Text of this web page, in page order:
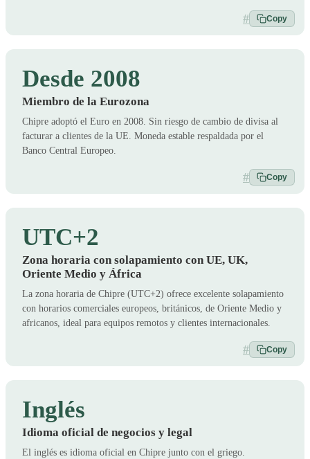
# Copy
Desde 2008
Miembro de la Eurozona
Chipre adoptó el Euro en 2008. Sin riesgo de cambio de divisa al
facturar a clientes de la UE. Moneda estable respaldada por el
Banco Central Europeo.
# Copy
UTC+2
Zona horaria con solapamiento con UE, UK,
Oriente Medio y África
La zona horaria de Chipre (UTC+2) ofrece excelente solapamiento
con horarios comerciales europeos, británicos, de Oriente Medio y
africanos, ideal para equipos remotos y clientes internacionales.
# Copy
Inglés
Idioma oficial de negocios y legal
El inglés es idioma oficial en Chipre junto con el griego.